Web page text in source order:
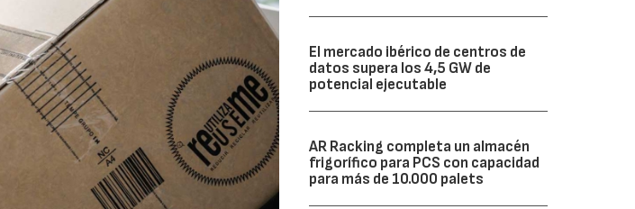
El mercado ibérico de centros de
datos supera los 4,5 GW de
potencial ejecutable
AR Racking completa un almacén
frigorífico para PCS con capacidad
para más de 10.000 palets